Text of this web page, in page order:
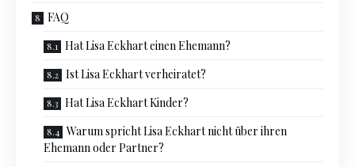
FAQ
Hat Lisa Eckhart einen Ehemann?
Ist Lisa Eckhart verheiratet?
Hat Lisa Eckhart Kinder?
Warum spricht Lisa Eckhart nicht über ihren
Ehemann oder Partner?